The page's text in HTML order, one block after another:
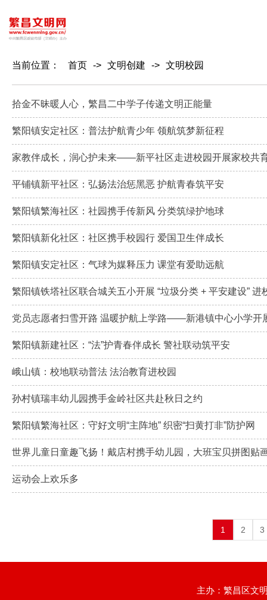
当前位置： 首页 -> 文明创建 -> 文明校园
拾金不昧暖人心，繁昌二中学子传递文明正能量
繁阳镇安定社区：普法护航青少年 领航筑梦新征程
家教伴成长，润心护未来——新平社区走进校园开展家校共
平铺镇新平社区：弘扬法治惩黑恶 护航青春筑平安
繁阳镇繁海社区：社园携手传新风 分类筑绿护地球
繁阳镇新化社区：社区携手校园行 爱国卫生伴成长
繁阳镇安定社区：气球为媒释压力 课堂有爱助远航
繁阳镇铁塔社区联合城关五小开展 “垃圾分类 + 平安建设” 进
党员志愿者扫雪开路 温暖护航上学路——新港镇中心小学开
繁阳镇新建社区：“法”护青春伴成长 警社联动筑平安
峨山镇：校地联动普法 法治教育进校园
孙村镇瑞丰幼儿园携手金岭社区共赴秋日之约
繁阳镇繁海社区：守好文明“主阵地” 织密“扫黄打非”防护网
世界儿童日童趣飞扬！戴店村携手幼儿园，大班宝贝拼图贴
运动会上欢乐多
1 2 3
主办：繁昌区文